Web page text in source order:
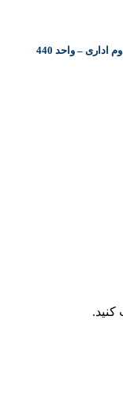
– واحد 440